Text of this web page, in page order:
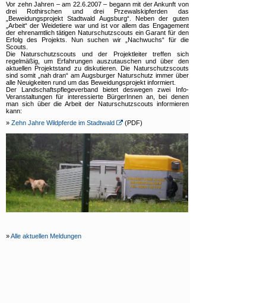
Vor zehn Jahren – am 22.6.2007 – begann mit der Ankunft von
drei Rothirschen und drei Przewalskipferden das
„Beweidungsprojekt Stadtwald Augsburg“. Neben der guten
„Arbeit“ der Weidetiere war und ist vor allem das Engagement
der ehrenamtlich tätigen Naturschutzscouts ein Garant für den
Erfolg des Projekts. Nun suchen wir „Nachwuchs“ für die
Scouts.
Die Naturschutzscouts und der Projektleiter treffen sich
regelmäßig, um Erfahrungen auszutauschen und über den
aktuellen Projektstand zu diskutieren. Die Naturschutzscouts
sind somit „nah dran“ am Augsburger Naturschutz immer über
alle Neuigkeiten rund um das Beweidungsprojekt informiert.
Der Landschaftspflegeverband bietet deswegen zwei Info-
Veranstaltungen für interessierte BürgerInnen an, bei denen
man sich über die Arbeit der Naturschutzscouts informieren
kann:
» Zehn Jahre Wildpferde im Stadtwald (PDF)
»Alle aktuellen Meldungen